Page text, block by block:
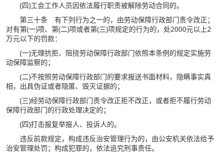
(四)工会工作人员因依法履行职责被解除劳动合同的。
第三十条 有下列行为之一的，由劳动保障行政部门责令改正；
对有第(一)项、第(二)项或者第(三)项规定的行为的，处2000元以上2
万元以下的罚款：
(一)无理抗拒、阻挠劳动保障行政部门依照本条例的规定实施劳
动保障监察的；
(二)不按照劳动保障行政部门的要求报送书面材料，隐瞒事实真
相，出具伪证或者隐匿、毁灭证据的；
(三)经劳动保障行政部门责令改正拒不改正，或者拒不履行劳动
保障行政部门的行政处理决定的；
(四)打击报复举报人、投诉人的。
违反前款规定，构成违反治安管理行为的，由公安机关依法给予
治安管理处罚；构成犯罪的，依法追究刑事责任。